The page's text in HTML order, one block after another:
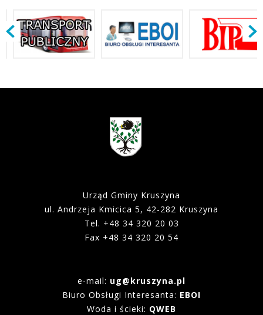
Urząd Gminy Kruszyna
ul. Andrzeja Kmicica 5, 42-282 Kruszyna
Tel. +48 34 320 20 03
Fax +48 34 320 20 54
e-mail: ug@kruszyna.pl
Biuro Obsługi Interesanta: EBOI
Woda i ścieki: QWEB